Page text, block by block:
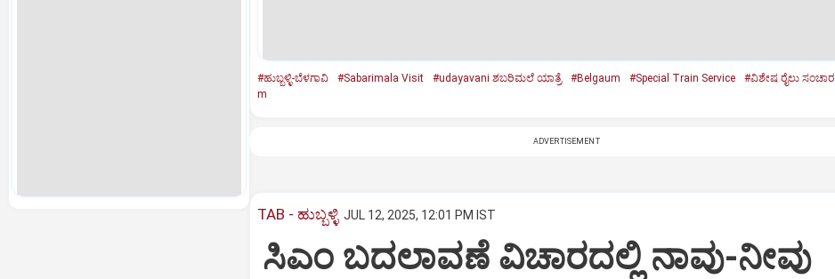
#ಹುಬ್ಬಳ್ಳಿ-ಬೆಳಗಾವಿ #Sabarimala Visit #udayavani ಶಬರಿಮಲೆ ಯಾತ್ರೆ #Belgaum #Special Train Service #ವಿಶೇಷ ರೈಲು ಸಂಚಾರ
m
ADVERTISEMENT
TAB - ಹುಬ್ಬಳ್ಳಿ JUL 12, 2025, 12:01 PM IST
ಸಿಎಂ ಬದಲಾವಣೆ ವಿಚಾರದಲ್ಲಿ ನಾವು-ನೀವು